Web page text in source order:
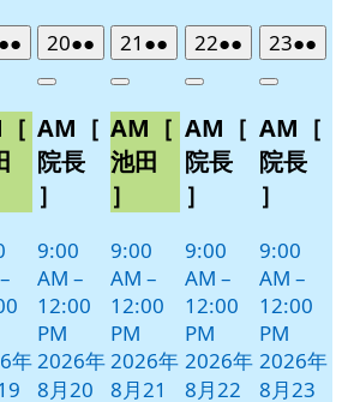
2026
日
●●
件
イ
ベ
ト)
–
年
202026
年
月
20
日
●●
件
イ
ベ
ト)
Close
AM［
院長
］
9:00
AM –
12:00
PM
2026年
8月20
21 2026
年
月
21
日
●●
件
イ
ベ
ト)
Close
AM［
池田
］
9:00
AM –
12:00
PM
2026年
8月21
222026
年
月
22
日
●●
件
イ
ベ
ト)
Close
AM［
院長
］
9:00
AM –
12:00
PM
2026年
8月22
232026
年
月
23
日
●●
件
イ
Close
AM［
院長
］
9:00
AM –
12:00
PM
2026年
8月23